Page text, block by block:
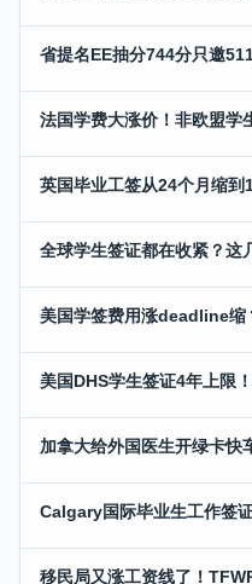
省提名EE抽分744分只邀
法国学费大涨价！非欧盟学
英国毕业工签从24个月缩
全球学生签证都在收紧？这
美国学签费用涨deadline缩
美国DHS学生签证4年上限
加拿大给外国医生开绿卡快
Calgary国际毕业生工作签
移民局又涨工资线了！